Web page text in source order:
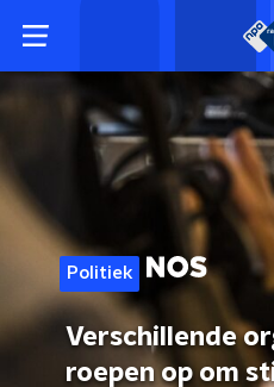
Politiek
Verschillende
roepen op om